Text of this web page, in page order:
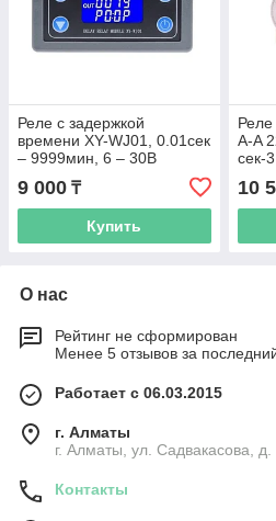
Реле с задержкой
времени XY-WJ01, 0.01сек
– 9999мин, 6 – 30В
9 000 ₸
Купить
A-A
сек-
10
О нас
Рейтинг не сформирован
Менее 5 отзывов за
Работает с 06.03.2015
г. Алматы
г. Алматы, ул. Садвакасова,
Контакты